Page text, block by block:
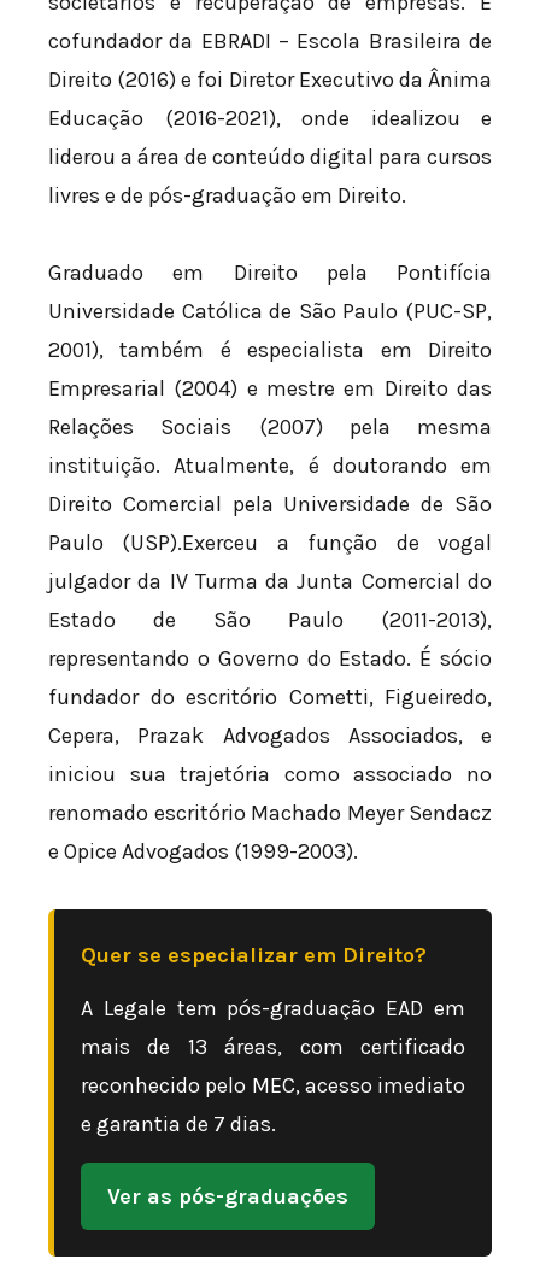
cofundador da EBRADI – Escola Brasileira de
Direito (2016) e foi Diretor Executivo da Ânima
Educação (2016-2021), onde idealizou e
liderou a área de conteúdo digital para cursos
livres e de pós-graduação em Direito.
Graduado em Direito pela Pontifícia
Universidade Católica de São Paulo (PUC-SP,
2001), também é especialista em Direito
Empresarial (2004) e mestre em Direito das
Relações Sociais (2007) pela mesma
instituição. Atualmente, é doutorando em
Direito Comercial pela Universidade de São
Paulo (USP).Exerceu a função de vogal
julgador da IV Turma da Junta Comercial do
Estado de São Paulo (2011-2013),
representando o Governo do Estado. É sócio
fundador do escritório Cometti, Figueiredo,
Cepera, Prazak Advogados Associados, e
iniciou sua trajetória como associado no
renomado escritório Machado Meyer Sendacz
e Opice Advogados (1999-2003).
Quer se especializar em Direito?
A Legale tem pós-graduação EAD em
mais de 13 áreas, com certificado
reconhecido pelo MEC, acesso imediato
e garantia de 7 dias.
Ver as pós-graduações